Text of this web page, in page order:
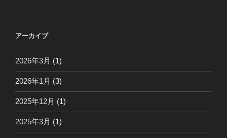
ー
シ
ョ
ン
アーカイブ
2026年3月 (1)
2026年1月 (3)
2025年12月 (1)
2025年3月 (1)